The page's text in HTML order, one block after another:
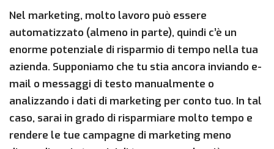
Nel marketing, molto lavoro può essere
automatizzato (almeno in parte), quindi c’è un
enorme potenziale di risparmio di tempo nella tua
azienda. Supponiamo che tu stia ancora inviando e-
mail o messaggi di testo manualmente o
analizzando i dati di marketing per conto tuo. In tal
caso, sarai in grado di risparmiare molto tempo e
rendere le tue campagne di marketing meno